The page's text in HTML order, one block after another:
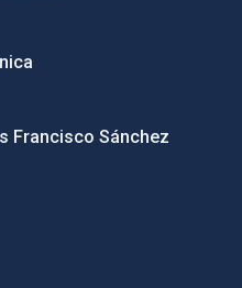
Francisco Sánchez